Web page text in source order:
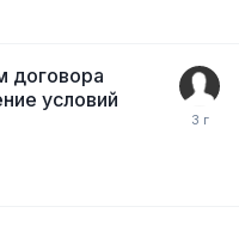
договора
условий